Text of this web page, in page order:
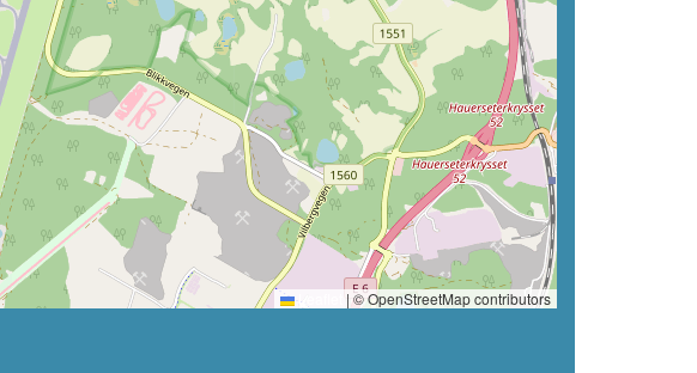
Leaflet | © OpenStreetMap contributors